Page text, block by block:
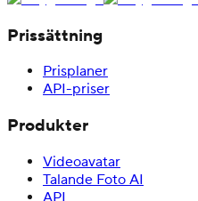
Prissättning
Prisplaner
API-priser
Produkter
Videoavatar
Talande Foto AI
API